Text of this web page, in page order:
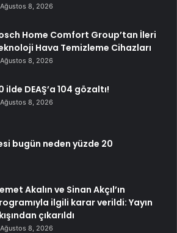
Ağustos 8, 2026
Home Comfort Group’tan İleri
Hava Temizleme Cihazları
Ağustos 8, 2026
ilde DEAŞ’a 104 gözaltı!
Ağustos 8, 2026
bugün neden yüzde 20
Akalın ve Sinan Akçıl’ın
ilgili karar verildi: Yayın
çıkarıldı
Ağustos 8, 2026